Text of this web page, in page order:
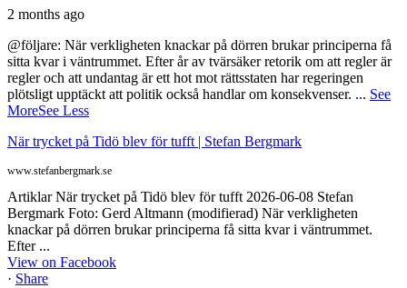
2 months ago
@följare: När verkligheten knackar på dörren brukar principerna få
sitta kvar i väntrummet. Efter år av tvärsäker retorik om att regler är
regler och att undantag är ett hot mot rättsstaten har regeringen
plötsligt upptäckt att politik också handlar om konsekvenser. ... See
MoreSee Less
När trycket på Tidö blev för tufft | Stefan Bergmark
www.stefanbergmark.se
Artiklar När trycket på Tidö blev för tufft 2026-06-08 Stefan
Bergmark Foto: Gerd Altmann (modifierad) När verkligheten
knackar på dörren brukar principerna få sitta kvar i väntrummet.
Efter ...
View on Facebook
· Share